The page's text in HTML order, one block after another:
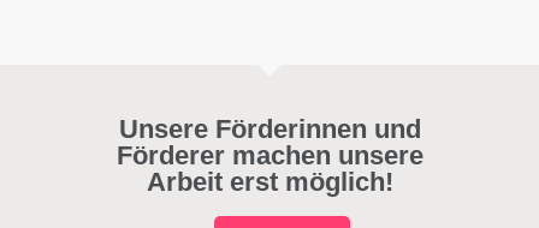
Unsere Förderinnen und
Förderer machen unsere
Arbeit erst möglich!